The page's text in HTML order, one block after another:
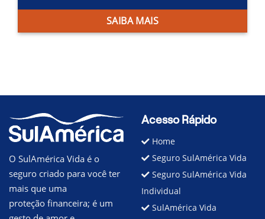
SAIBA MAIS
O SulAmérica Vida é o
seguro criado para você ter
mais que uma
proteção financeira; é um
Acesso Rápido
Home
Seguro SulAmérica Vida
Seguro SulAmérica Vida
Individual
SulAmérica Vida